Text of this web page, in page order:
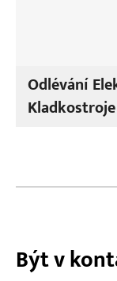
Odlévání
Kladkostroje
Být v